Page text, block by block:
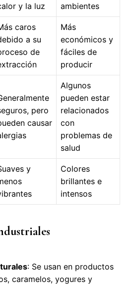
y la luz
ambientes
caros
a su
de
Más
económicos y
fáciles de
producir
pero
causar
Algunos
pueden estar
relacionados
con
problemas de
salud
y
Colores
brillantes e
intensos
: Se usan en productos
caramelos, yogures y